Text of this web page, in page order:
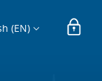
(EN)